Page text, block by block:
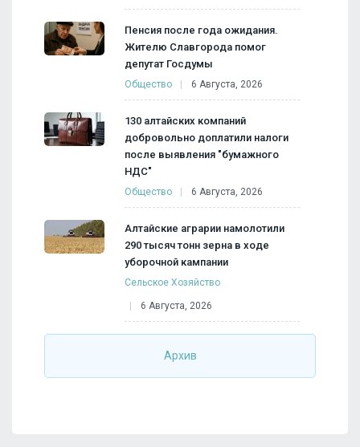
Пенсия после года ожидания.
Жителю Славгорода помог
депутат Госдумы
Общество 6 Августа, 2026
130 алтайских компаний
добровольно доплатили налоги
после выявления "бумажного
НДС"
Общество 6 Августа, 2026
Алтайские аграрии намолотили
290 тысяч тонн зерна в ходе
уборочной кампании
Сельское Хозяйство
6 Августа, 2026
Архив